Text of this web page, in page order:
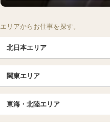
エリアからお仕事を探す。
北日本エリア
北海道（札幌・旭川・函館）
岩手 (盛岡・北上)
福島 (いわき・郡山)
関東エリア
大宮・浦和・川口
東海・北陸エリア